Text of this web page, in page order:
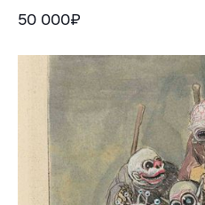
50 000₽